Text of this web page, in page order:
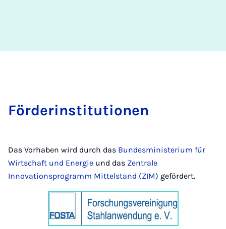
För­der­in­sti­tu­ti­o­nen
Das Vorhaben wird durch das Bundesministerium für
Wirtschaft und Energie und das Zentrale
Innovationsprogramm Mittelstand (ZIM) gefördert.